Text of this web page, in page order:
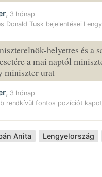
, 3 hónap
Donald Tusk bejelentései
helyettes és a
a mai naptól
miniszter urat
, 3 hónap
rendkívül fontos pozíciót
Anita Lengyelország